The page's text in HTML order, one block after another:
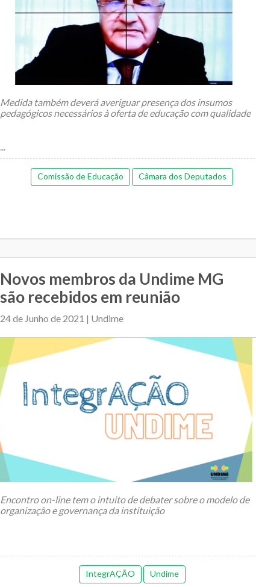
Medida também deverá averiguar presença dos insumos
pedagógicos necessários à oferta de educação com qualidade
...
Comissão de Educação Câmara dos Deputados
Novos membros da Undime MG
são recebidos em reunião
24 de Junho de 2021 | Undime
Encontro on-line tem o intuito de debater sobre o modelo de
organização e governança da instituição
A reunião IntegrAÇÃO, que aconteceu...
IntegrAÇÃO Undime